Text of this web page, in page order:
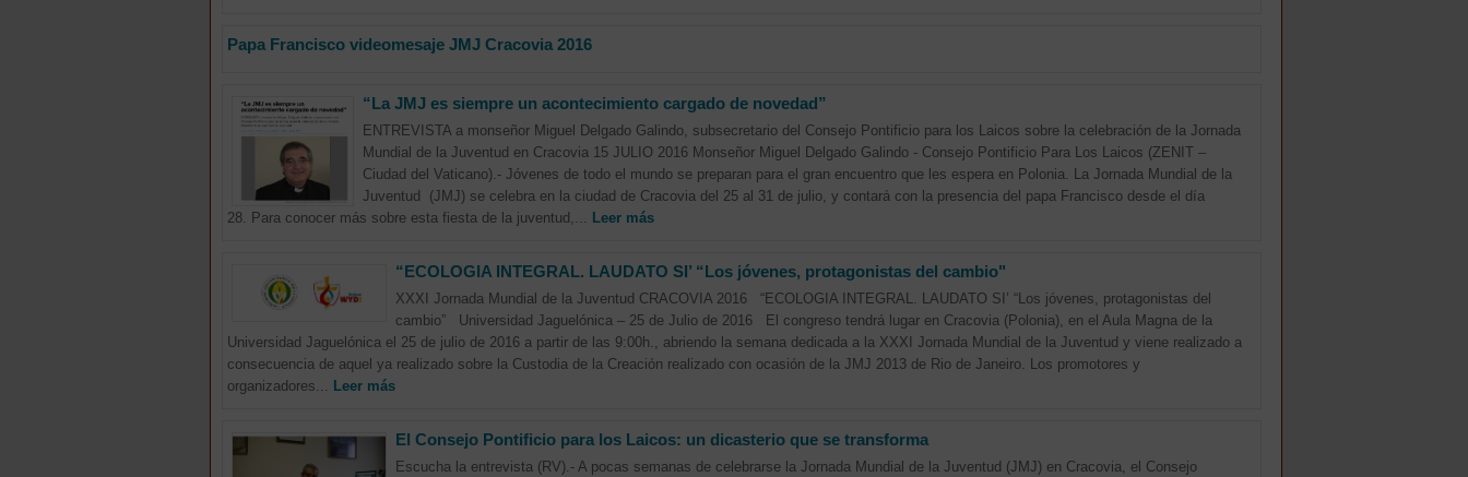
Papa Francisco videomesaje JMJ Cracovia 2016
“La JMJ es siempre un acontecimiento cargado de novedad”
ENTREVISTA a monseñor Miguel Delgado Galindo, subsecretario del Consejo Pontificio para los Laicos sobre la celebración de la Jornada
Mundial de la Juventud en Cracovia 15 JULIO 2016 Monseñor Miguel Delgado Galindo - Consejo Pontificio Para Los Laicos (ZENIT –
Ciudad del Vaticano).- Jóvenes de todo el mundo se preparan para el gran encuentro que les espera en Polonia. La Jornada Mundial de la
Juventud (JMJ) se celebra en la ciudad de Cracovia del 25 al 31 de julio, y contará con la presencia del papa Francisco desde el día
28. Para conocer más sobre esta fiesta de la juventud,... Leer más
“ECOLOGIA INTEGRAL. LAUDATO SI’ “Los jóvenes, protagonistas del cambio"
XXXI Jornada Mundial de la Juventud CRACOVIA 2016 “ECOLOGIA INTEGRAL. LAUDATO SI’ “Los jóvenes, protagonistas del
cambio” Universidad Jaguelónica – 25 de Julio de 2016 El congreso tendrá lugar en Cracovia (Polonia), en el Aula Magna de la
Universidad Jaguelónica el 25 de julio de 2016 a partir de las 9:00h., abriendo la semana dedicada a la XXXI Jornada Mundial de la Juventud y viene realizado a
consecuencia de aquel ya realizado sobre la Custodia de la Creación realizado con ocasión de la JMJ 2013 de Rio de Janeiro. Los promotores y
organizadores... Leer más
El Consejo Pontificio para los Laicos: un dicasterio que se transforma
Escucha la entrevista (RV).- A pocas semanas de celebrarse la Jornada Mundial de la Juventud (JMJ) en Cracovia, el Consejo